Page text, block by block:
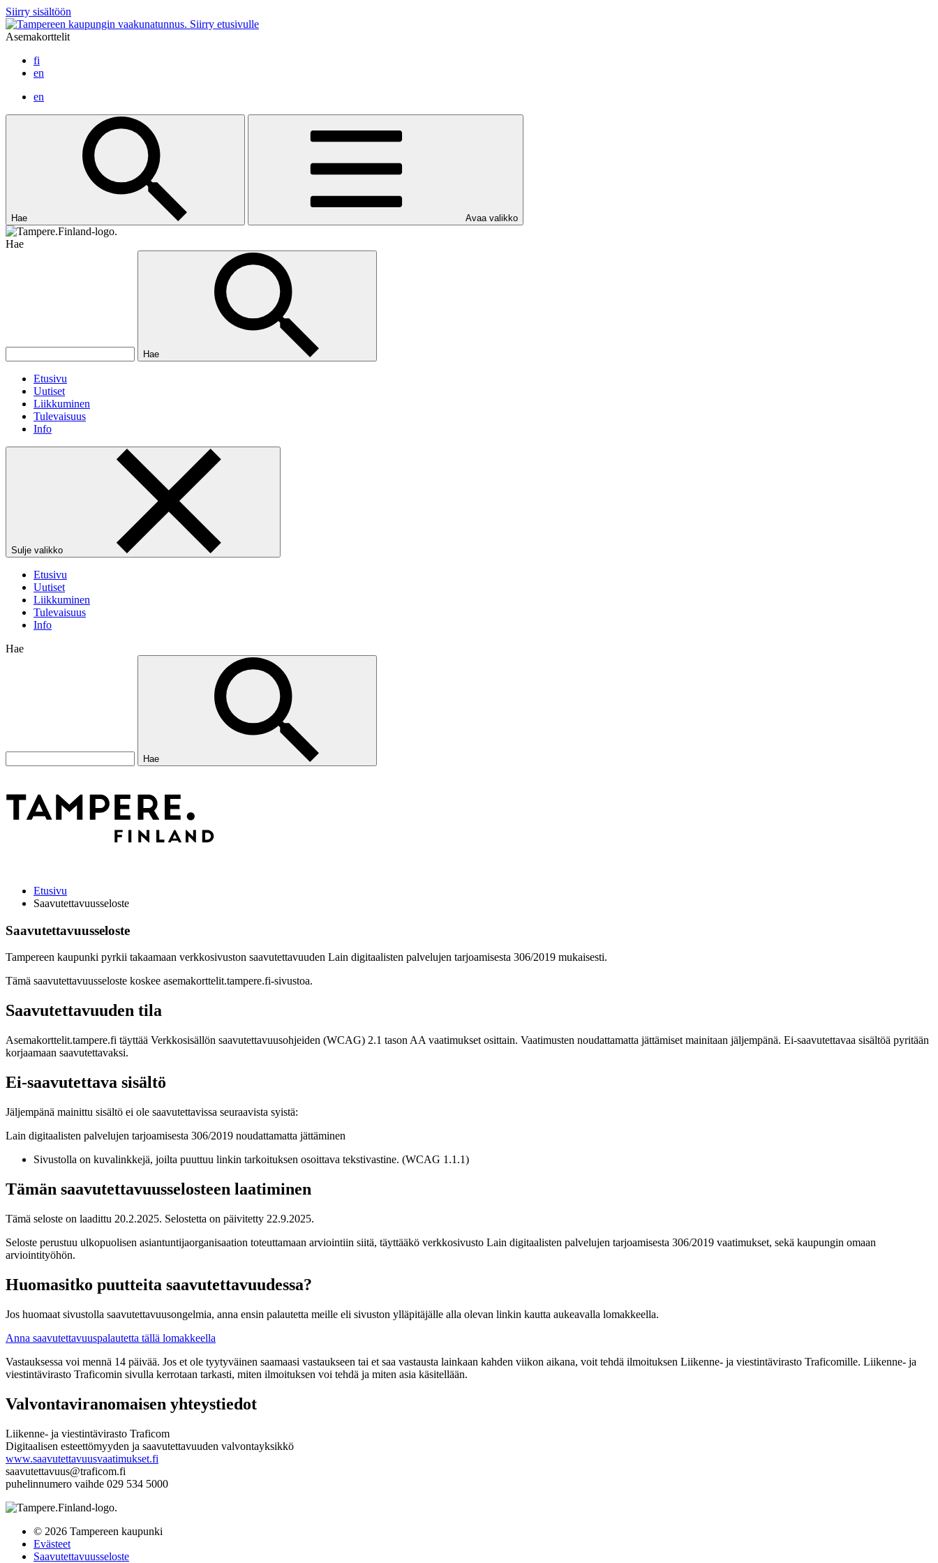
Siirry sisältöön
Siirry etusivulle
Asemakorttelit
fi
en
en
Hae Avaa valikko
Hae
Hae
Etusivu
Uutiset
Liikkuminen
Tulevaisuus
Info
Sulje valikko
Etusivu
Uutiset
Liikkuminen
Tulevaisuus
Info
Hae
Hae
Etusivu
Saavutettavuusseloste
Saavutettavuusseloste
Tampereen kaupunki pyrkii takaamaan verkkosivuston saavutettavuuden Lain digitaalisten palvelujen tarjoamisesta 306/2019 mukaisesti.
Tämä saavutettavuusseloste koskee asemakorttelit.tampere.fi-sivustoa.
Saavutettavuuden tila
Asemakorttelit.tampere.fi täyttää Verkkosisällön saavutettavuusohjeiden (WCAG) 2.1 tason AA vaatimukset osittain. Vaatimusten noudattamatta jättämiset mainitaan jäljempänä. Ei-saavutettavaa sisältöä pyritään
korjaamaan saavutettavaksi.
Ei-saavutettava sisältö
Jäljempänä mainittu sisältö ei ole saavutettavissa seuraavista syistä:
Lain digitaalisten palvelujen tarjoamisesta 306/2019 noudattamatta jättäminen
Sivustolla on kuvalinkkejä, joilta puuttuu linkin tarkoituksen osoittava tekstivastine. (WCAG 1.1.1)
Tämän saavutettavuusselosteen laatiminen
Tämä seloste on laadittu 20.2.2025. Selostetta on päivitetty 22.9.2025.
Seloste perustuu ulkopuolisen asiantuntijaorganisaation toteuttamaan arviointiin siitä, täyttääkö verkkosivusto Lain digitaalisten palvelujen tarjoamisesta 306/2019 vaatimukset, sekä kaupungin omaan
arviointityöhön.
Huomasitko puutteita saavutettavuudessa?
Jos huomaat sivustolla saavutettavuusongelmia, anna ensin palautetta meille eli sivuston ylläpitäjälle alla olevan linkin kautta aukeavalla lomakkeella.
Anna saavutettavuuspalautetta tällä lomakkeella
Vastauksessa voi mennä 14 päivää. Jos et ole tyytyväinen saamaasi vastaukseen tai et saa vastausta lainkaan kahden viikon aikana, voit tehdä ilmoituksen Liikenne- ja viestintävirasto Traficomille. Liikenne- ja
viestintävirasto Traficomin sivulla kerrotaan tarkasti, miten ilmoituksen voi tehdä ja miten asia käsitellään.
Valvontaviranomaisen yhteystiedot
Liikenne- ja viestintävirasto Traficom
Digitaalisen esteettömyyden ja saavutettavuuden valvontayksikkö
www.saavutettavuusvaatimukset.fi
saavutettavuus@traficom.fi
puhelinnumero vaihde 029 534 5000
© 2026 Tampereen kaupunki
Evästeet
Saavutettavuusseloste